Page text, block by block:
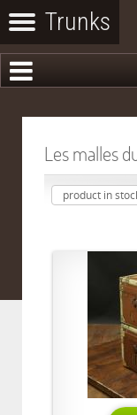
Les malles
product in